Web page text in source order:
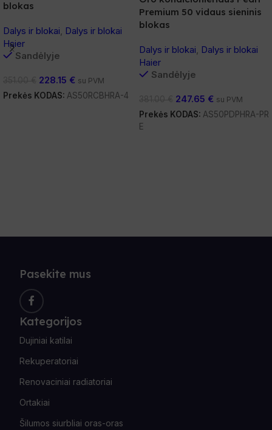
blokas
Dalys ir blokai Dalys ir blokai
Haier
Sandėlyje
228.15 € su PVM
Prekės KODAS: AS50RCBHRA-4
Premium 50 vidaus sieninis
blokas
Dalys ir blokai Dalys ir blokai
Haier
Sandėlyje
247.65 € su PVM
Prekės KODAS: AS50PDPHRA-PR
E
Pasekite mus
Kategorijos
Dujiniai katilai
Rekuperatoriai
Renovaciniai radiatoriai
Ortakiai
Šilumos siurbliai oras-oras